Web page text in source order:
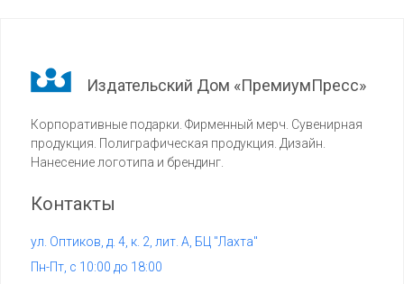
Издательский Дом «ПремиумПресс»
Корпоративные подарки. Фирменный мерч. Сувенирная
продукция. Полиграфическая продукция. Дизайн.
Нанесение логотипа и брендинг.
Контакты
ул. Оптиков, д. 4, к. 2, лит. А, БЦ "Лахта"
Пн-Пт, с 10:00 до 18:00